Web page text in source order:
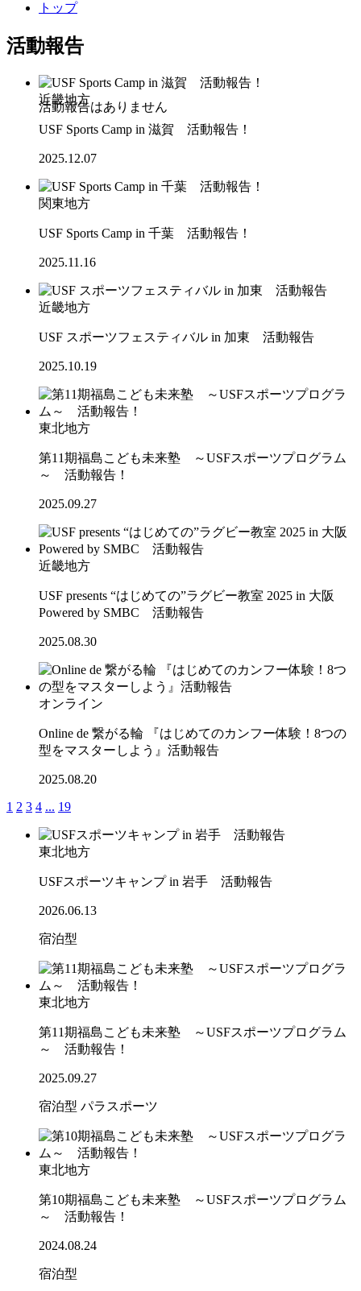
トップ
活動報告
近畿地方
USF Sports Camp in 滋賀 活動報告！
2025.12.07
関東地方
USF Sports Camp in 千葉 活動報告！
2025.11.16
近畿地方
USF スポーツフェスティバル in 加東 活動報告
2025.10.19
東北地方
第11期福島こども未来塾 ～USFスポーツプログラム
～ 活動報告！
2025.09.27
近畿地方
USF presents “はじめての”ラグビー教室 2025 in 大阪
Powered by SMBC 活動報告
2025.08.30
オンライン
Online de 繋がる輪 『はじめてのカンフー体験！8つの
型をマスターしよう』活動報告
2025.08.20
1 2 3 4 ... 19
東北地方
USFスポーツキャンプ in 岩手 活動報告
2026.06.13
宿泊型
東北地方
第11期福島こども未来塾 ～USFスポーツプログラム
～ 活動報告！
2025.09.27
宿泊型 パラスポーツ
東北地方
第10期福島こども未来塾 ～USFスポーツプログラム
～ 活動報告！
2024.08.24
宿泊型